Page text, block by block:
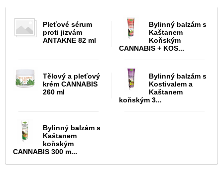
Pleťové sérum
proti jizvám
ANTAKNE 82 ml
Bylinný balzám s
Kaštanem
Koňským
CANNABIS + KOS...
Tělový a pleťový
krém CANNABIS
260 ml
Bylinný balzám s
Kostivalem a
Kaštanem
koňským 3...
Bylinný balzám s
Kaštanem
koňským
CANNABIS 300 m...